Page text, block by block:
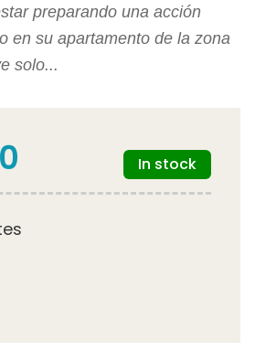
preparando una acción
en su apartamento de la zona
solo...
In stock